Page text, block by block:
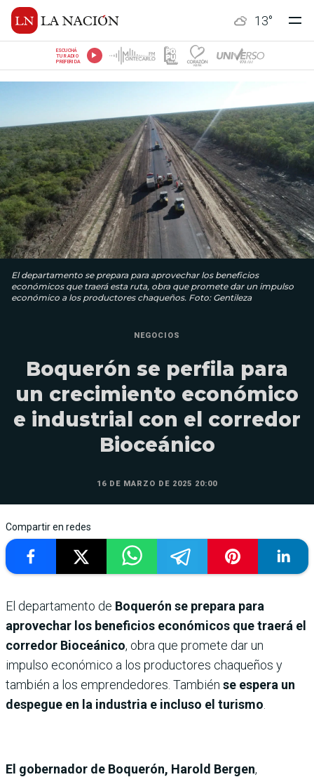
13°
ESCUCHÁ
TU RADIO
PREFERIDA
El departamento se prepara para aprovechar los beneficios
económicos que traerá esta ruta, obra que promete dar un impulso
económico a los productores chaqueños. Foto: Gentileza
NEGOCIOS
Boquerón se perfila para
un crecimiento económico
e industrial con el corredor
Bioceánico
16 DE MARZO DE 2025 20:00
Compartir en redes
El departamento de Boquerón se prepara para
aprovechar los beneficios económicos que traerá el
corredor Bioceánico, obra que promete dar un
impulso económico a los productores chaqueños y
también a los emprendedores. También se espera un
despegue en la industria e incluso el turismo
El gobernador de Boquerón, Harold Bergen,